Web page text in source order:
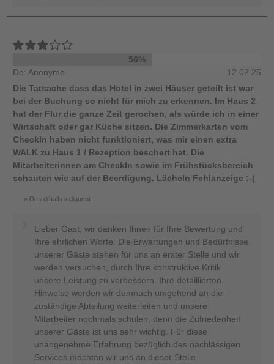
56%
De: Anonyme
12.02.25
Die Tatsache dass das Hotel in zwei Häuser geteilt ist war
bei der Buchung so nicht für mich zu erkennen. Im Haus 2
hat der Flur die ganze Zeit gerochen, als würde ich in einer
Wirtschaft oder gar Küche sitzen. Die Zimmerkarten vom
CheckIn haben nicht funktioniert, was mir einen extra
WALK zu Haus 1 / Rezeption beschert hat. Die
Mitarbeiterinnen am CheckIn sowie im Frühstücksbereich
schauten wie auf der Beerdigung. Lächeln Fehlanzeige :-(
Des détails indiquent
Lieber Gast, wir danken Ihnen für Ihre Bewertung und
Ihre ehrlichen Worte. Die Erwartungen und Bedürfnisse
unserer Gäste stehen für uns an erster Stelle und wir
werden versuchen, durch Ihre konstruktive Kritik
unsere Leistung zu verbessern. Ihre detaillierten
Hinweise werden wir demnach umgehend an die
zuständige Abteilung weiterleiten und unsere
Mitarbeiter nochmals schulen, denn die Zufriedenheit
unserer Gäste ist uns sehr wichtig. Für diese
unangenehme Erfahrung bezüglich des nachlässigen
Services möchten wir uns an dieser Stelle